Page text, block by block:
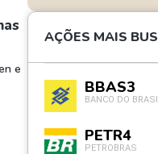
e
AÇÕES MAIS
BBAS3
BANCO DO
PETR4
PETROBRAS